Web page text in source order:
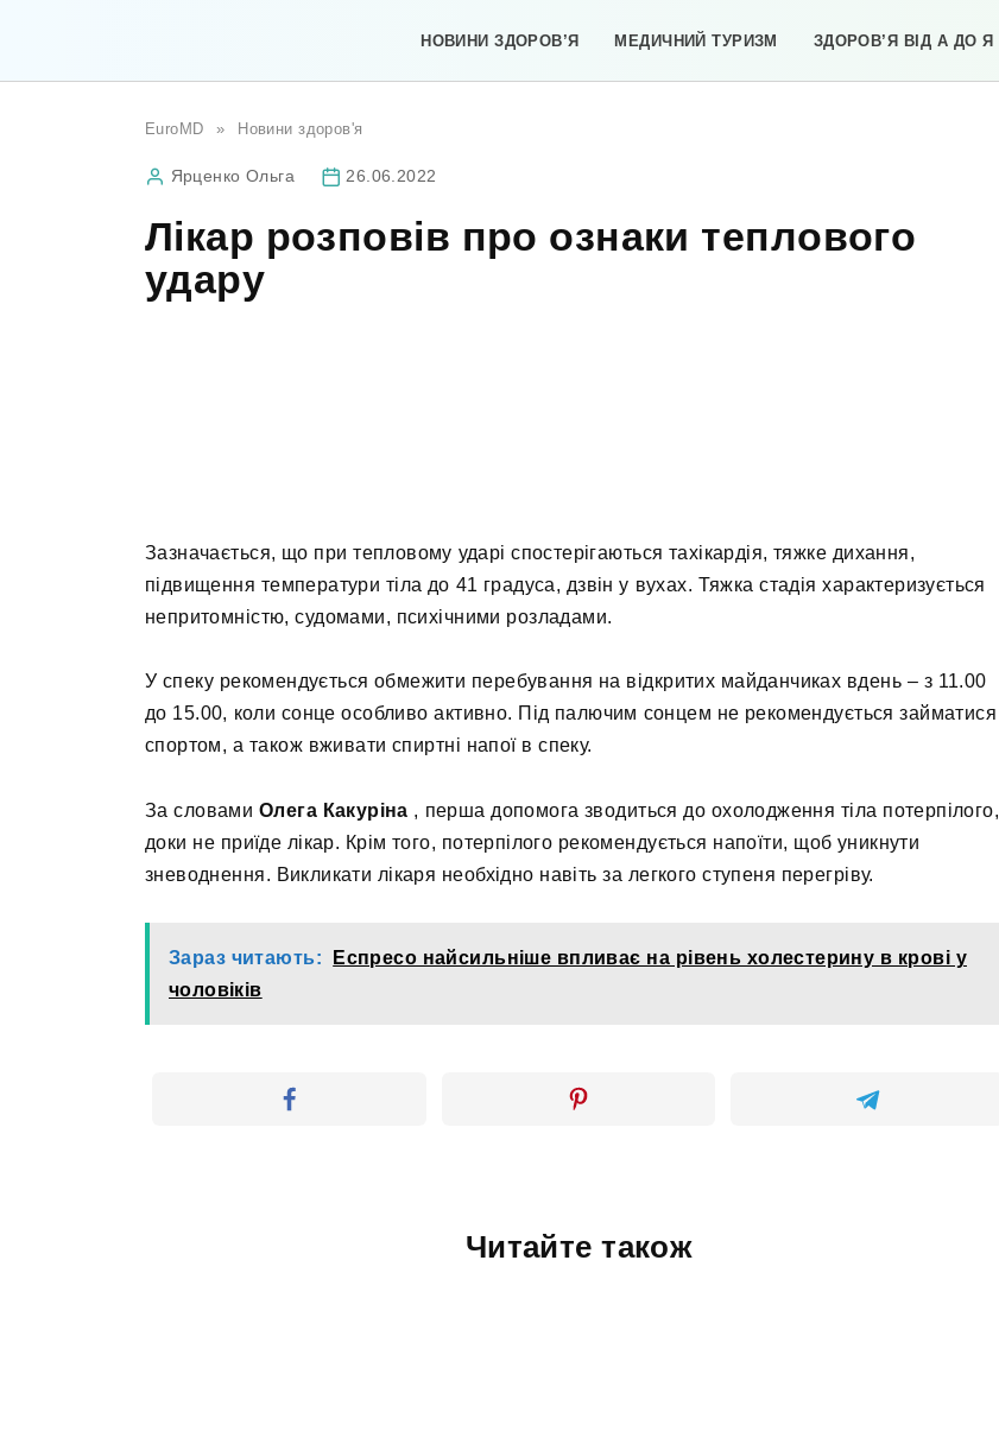
НОВИНИ ЗДОРОВ’Я МЕДИЧНИЙ ТУРИЗМ ЗДОРОВ’Я ВІД А ДО Я
EuroMD » Новини здоров'я
Ярценко Ольга 26.06.2022
Лікар розповів про ознаки теплового
удару
Зазначається, що при тепловому ударі спостерігаються тахікардія, тяжке дихання,
підвищення температури тіла до 41 градуса, дзвін у вухах. Тяжка стадія характеризується
непритомністю, судомами, психічними розладами.
У спеку рекомендується обмежити перебування на відкритих майданчиках вдень – з 11.00
до 15.00, коли сонце особливо активно. Під палючим сонцем не рекомендується займатися
спортом, а також вживати спиртні напої в спеку.
За словами Олега Какуріна , перша допомога зводиться до охолодження тіла потерпілого,
доки не приїде лікар. Крім того, потерпілого рекомендується напоїти, щоб уникнути
зневоднення. Викликати лікаря необхідно навіть за легкого ступеня перегріву.
Зараз читають:
Еспресо найсильніше впливає на рівень холестерину в крові у
чоловіків
Читайте також